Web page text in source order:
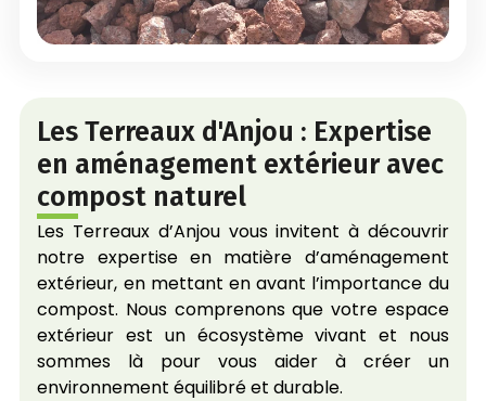
Les Terreaux d'Anjou : Expertise
en aménagement extérieur avec
compost naturel
Les Terreaux d’Anjou vous invitent à découvrir
notre expertise en matière d’aménagement
extérieur, en mettant en avant l’importance du
compost. Nous comprenons que votre espace
extérieur est un écosystème vivant et nous
sommes là pour vous aider à créer un
environnement équilibré et durable.